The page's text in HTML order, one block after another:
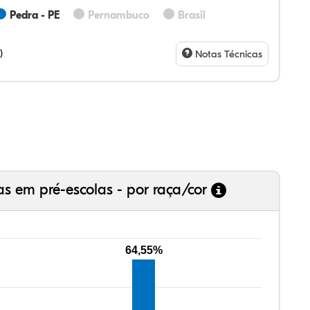
Pedra - PE Pernambuco Brasil
Notas Técnicas
em pré-escolas - por raça/cor
64,55%